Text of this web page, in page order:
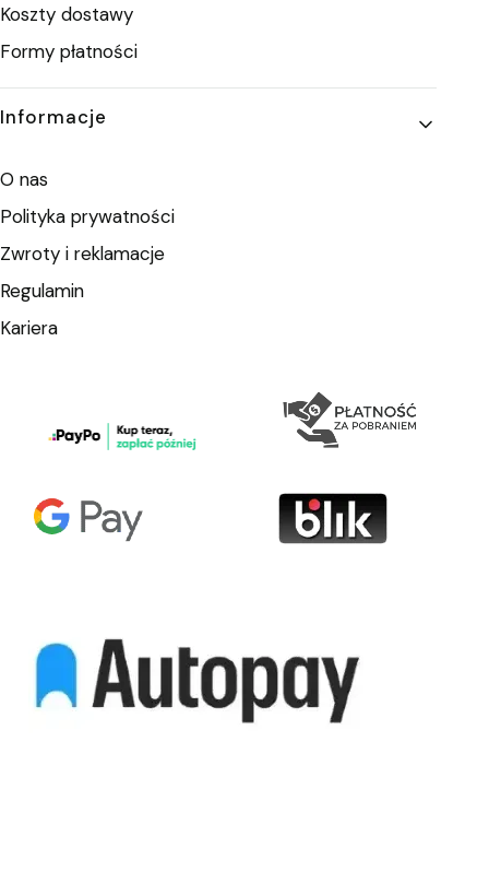
Koszty dostawy
Formy płatności
Informacje
O nas
Polityka prywatności
Zwroty i reklamacje
Regulamin
Kariera